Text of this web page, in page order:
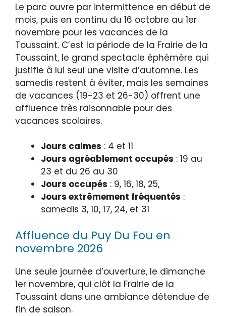
Le parc ouvre par intermittence en début de
mois, puis en continu du 16 octobre au 1er
novembre pour les vacances de la
Toussaint. C’est la période de la Frairie de la
Toussaint, le grand spectacle éphémère qui
justifie à lui seul une visite d’automne. Les
samedis restent à éviter, mais les semaines
de vacances (19-23 et 26-30) offrent une
affluence très raisonnable pour des
vacances scolaires.
Jours calmes : 4 et 11
Jours agréablement occupés : 19 au
23 et du 26 au 30
Jours occupés : 9, 16, 18, 25,
Jours extrêmement fréquentés :
samedis 3, 10, 17, 24, et 31
Affluence du Puy Du Fou en
novembre 2026
Une seule journée d’ouverture, le dimanche
1er novembre, qui clôt la Frairie de la
Toussaint dans une ambiance détendue de
fin de saison.